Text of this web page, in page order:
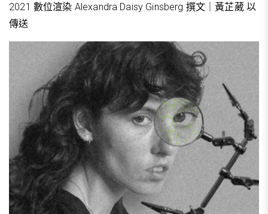
2021 數位渲染 Alexandra Daisy Ginsberg 撰文｜黃芷葳 以
傳送